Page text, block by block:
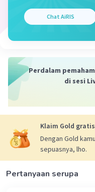
Chat AiRIS
Perdalam
di sesi
Klaim Gold
Dengan Gold
sepuasnya, lho.
Pertanyaan serupa